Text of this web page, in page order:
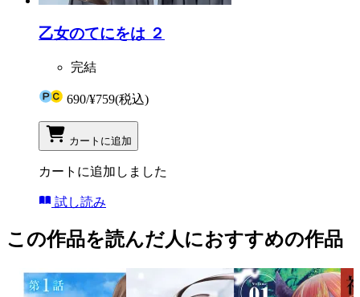
乙女のてにをは ２
完結
690/¥759(税込)
カートに追加
カートに追加しました
試し読み
この作品を読んだ人におすすめの作品